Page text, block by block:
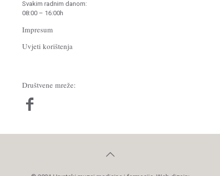
Svakim radnim danom:
08:00 – 16:00h
Impresum
Uvjeti korištenja
Društvene mreže: